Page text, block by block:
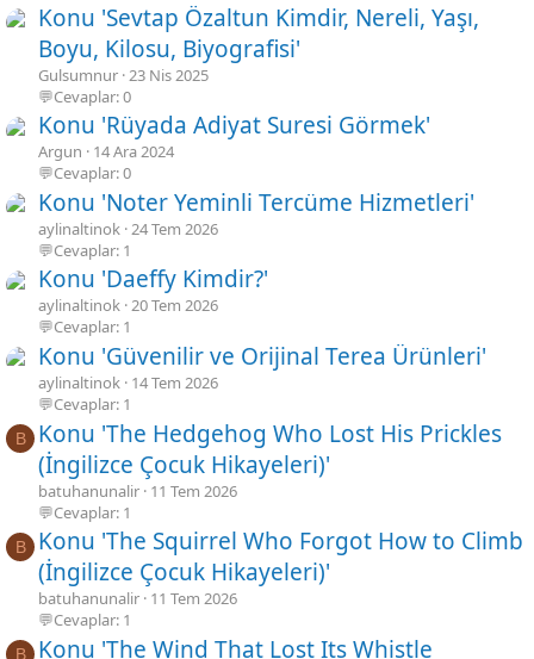
Konu 'Sevtap Özaltun Kimdir, Nereli, Yaşı,
Boyu, Kilosu, Biyografisi'
Gulsumnur 23 Nis 2025
💬Cevaplar: 0
Konu 'Rüyada Adiyat Suresi Görmek'
Argun
14 Ara 2024
💬Cevaplar: 0
Konu 'Noter Yeminli Tercüme Hizmetleri'
aylinaltinok 24 Tem 2026
💬Cevaplar: 1
Konu 'Daeffy Kimdir?'
aylinaltinok 20 Tem 2026
💬Cevaplar: 1
Konu 'Güvenilir ve Orijinal Terea Ürünleri'
aylinaltinok 14 Tem 2026
💬Cevaplar: 1
B
Konu 'The Hedgehog Who Lost His Prickles
(İngilizce Çocuk Hikayeleri)'
batuhanunalir 11 Tem 2026
💬Cevaplar: 1
B
Konu 'The Squirrel Who Forgot How to Climb
(İngilizce Çocuk Hikayeleri)'
batuhanunalir 11 Tem 2026
💬Cevaplar: 1
B Konu 'The Wind That Lost Its Whistle